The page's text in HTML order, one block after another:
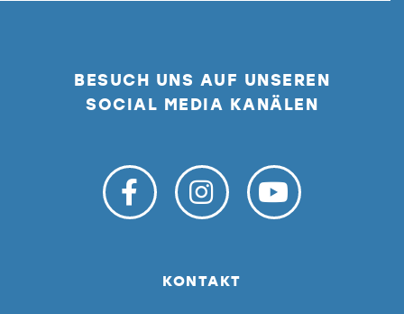
BESUCH UNS AUF UNSEREN
SOCIAL MEDIA KANÄLEN
KONTAKT